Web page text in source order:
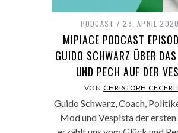
PODCAST 28. APRIL 2020
MIPIACE PODCAST
GUIDO SCHWARZ ÜBER
UND PECH AUF DER
VONCHRISTOPH
Guido Schwarz, Coach,
Mod und Vespista der ersten